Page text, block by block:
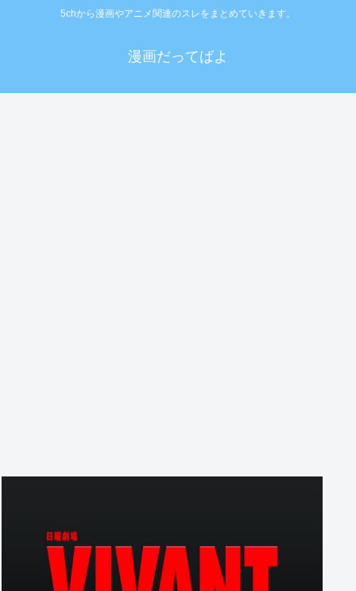
5chから漫画やアニメ関連のスレをまとめていきます。
漫画だってばよ